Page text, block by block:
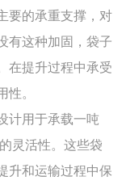
要的承重支撑，对
有这种加固，袋子
在提升过程中承受
性。
计用于承载一吨
灵活性。这些袋
升和运输过程中保